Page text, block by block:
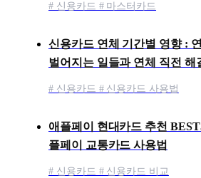
# 신용카드 # 마스터카드
신용카드 연체 기간별 영향 :
벌어지는 일들과 연체 직전 해
# 신용카드 # 신용카드 사용법
애플페이 현대카드 추천
플페이 교통카드 사용법
# 신용카드 # 신용카드 비교